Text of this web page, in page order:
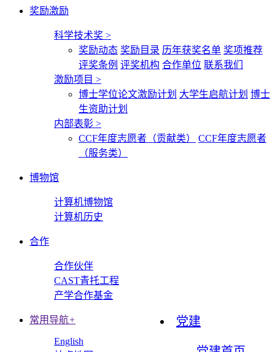
奖励激励
科学技术奖 >
奖励动态 奖励目录 历年获奖名单 奖项推荐
评奖条例 评奖机构 合作单位 联系我们
激励项目 >
博士学位论文激励计划 大学生启航计划 博士
生资助计划
内部表彰 >
CCF年度志愿者（贡献类）
CCF年度志愿者
（服务类）
博物馆
计算机博物馆
计算机历史
合作
合作伙伴
CAST青托工程
产学合作基金
党建
常用导航+
English